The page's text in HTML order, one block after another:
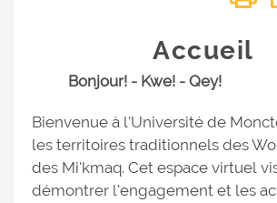
Accueil
Bonjour! - Kwe! - Qey!
Bienvenue à l'Université de
les territoires traditionnels des
des Mi'kmaq. Cet espace virtuel
démontrer l'engagement et les